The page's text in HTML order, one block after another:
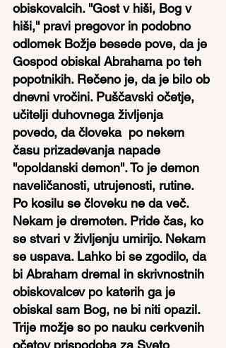
obiskovalcih. ''Gost v hiši, Bog v
hiši,'' pravi pregovor in podobno
odlomek Božje besede pove, da je
Gospod obiskal Abrahama po teh
popotnikih. Rečeno je, da je bilo ob
dnevni vročini. Puščavski očetje,
učitelji duhovnega življenja
povedo, da človeka  po nekem
času prizadevanja napade
''opoldanski demon''. To je demon
naveličanosti, utrujenosti, rutine.
Po kosilu se človeku ne da več.
Nekam je dremoten. Pride čas, ko
se stvari v življenju umirijo. Nekam
se uspava. Lahko bi se zgodilo, da
bi Abraham dremal in skrivnostnih
obiskovalcev po katerih ga je
obiskal sam Bog, ne bi niti opazil.
Trije možje so po nauku cerkvenih
očetov prispodoba za Sveto